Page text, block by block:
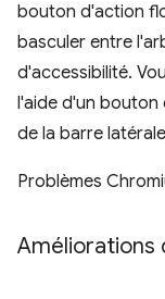
bouton d'action
basculer entre
d'accessibilité.
l'aide d'un bouton
de la barre
Problèmes
Améliorations